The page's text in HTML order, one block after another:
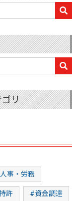
ゴリ
事・労務
許 #資金調達